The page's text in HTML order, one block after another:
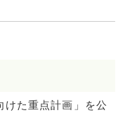
けた重点計画」を公